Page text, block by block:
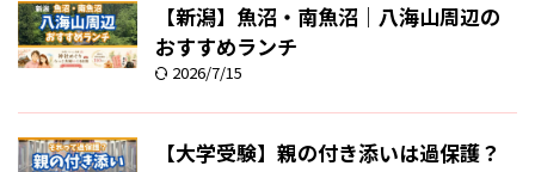
【新潟】魚沼・南魚沼｜八海山周辺の
おすすめランチ
2026/7/15
【大学受験】親の付き添いは過保護？